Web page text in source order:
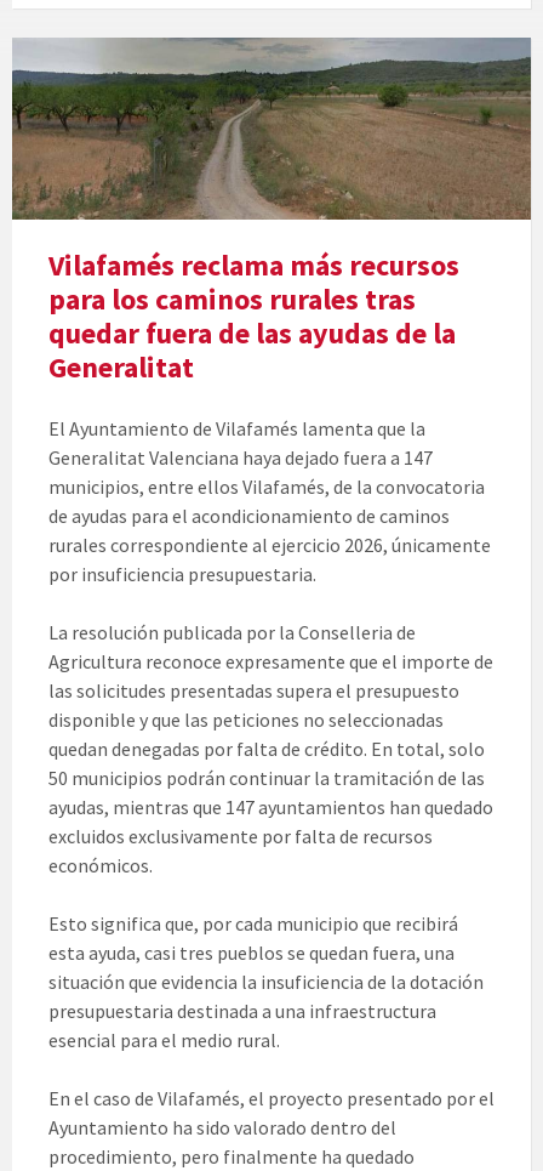
Vilafamés reclama más recursos
para los caminos rurales tras
quedar fuera de las ayudas de la
Generalitat
El Ayuntamiento de Vilafamés lamenta que la
Generalitat Valenciana haya dejado fuera a 147
municipios, entre ellos Vilafamés, de la convocatoria
de ayudas para el acondicionamiento de caminos
rurales correspondiente al ejercicio 2026, únicamente
por insuficiencia presupuestaria.
La resolución publicada por la Conselleria de
Agricultura reconoce expresamente que el importe de
las solicitudes presentadas supera el presupuesto
disponible y que las peticiones no seleccionadas
quedan denegadas por falta de crédito. En total, solo
50 municipios podrán continuar la tramitación de las
ayudas, mientras que 147 ayuntamientos han quedado
excluidos exclusivamente por falta de recursos
económicos.
Esto significa que, por cada municipio que recibirá
esta ayuda, casi tres pueblos se quedan fuera, una
situación que evidencia la insuficiencia de la dotación
presupuestaria destinada a una infraestructura
esencial para el medio rural.
En el caso de Vilafamés, el proyecto presentado por el
Ayuntamiento ha sido valorado dentro del
procedimiento, pero finalmente ha quedado